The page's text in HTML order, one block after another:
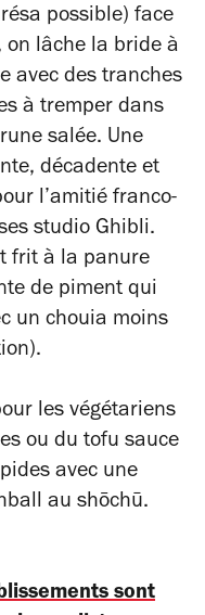
possible) face
on lâche la bride à
avec des tranches
à tremper dans
salée. Une
décadente et
l’amitié franco-
studio Ghibli.
frit à la panure
de piment qui
un chouia moins
les végétariens
ou du tofu sauce
avec une
au shōchū.
sont